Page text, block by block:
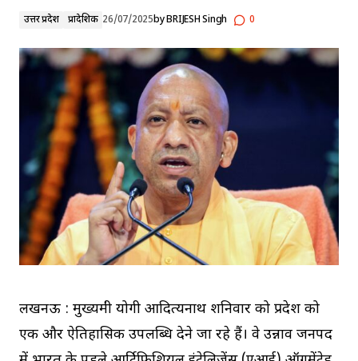
उत्तर प्रदेश प्रादेशिक 26/07/2025byBRIJESH Singh 0
लखनऊ : मुख्यमंत्री योगी आदित्यनाथ शनिवार को प्रदेश को
एक और ऐतिहासिक उपलब्धि देने जा रहे हैं। वे उन्नाव जनपद